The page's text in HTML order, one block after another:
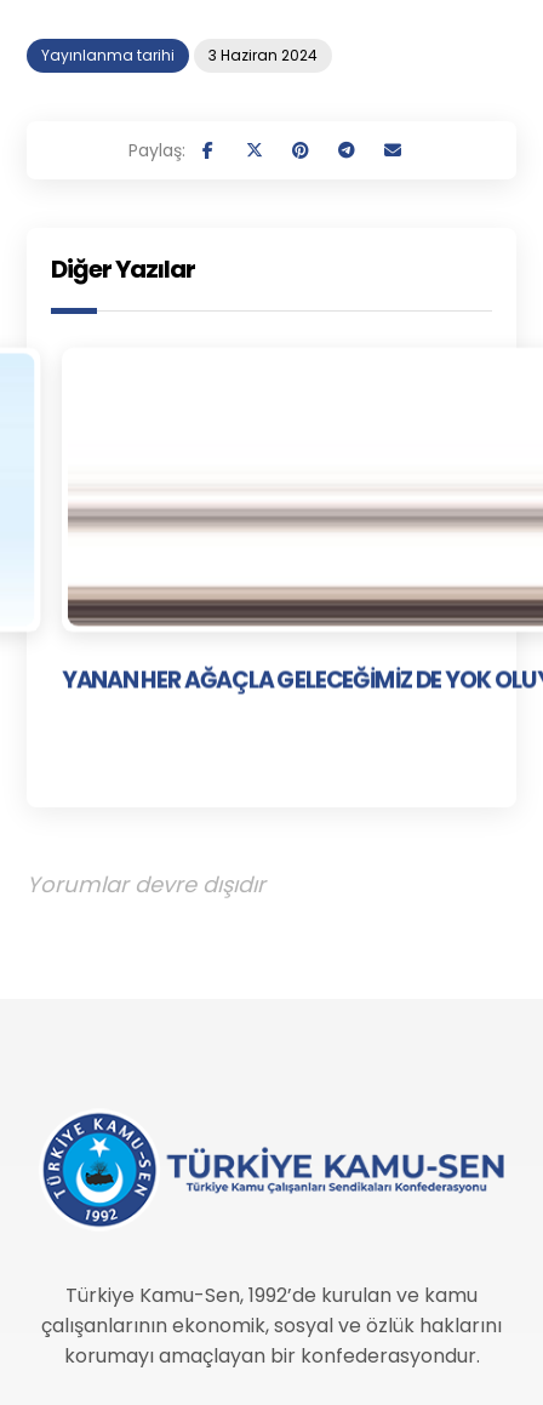
Yayınlanma tarihi 3 Haziran 2024
Diğer Yazılar
YANAN HER AĞAÇLA GELECEĞİMİZ DE YOK
Yorumlar devre dışıdır
Türkiye Kamu-Sen, 1992’de kurulan ve kamu
çalışanlarının ekonomik, sosyal ve özlük haklarını
korumayı amaçlayan bir konfederasyondur.